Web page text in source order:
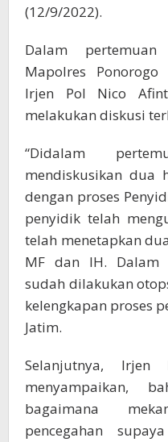
(12/9/2022).
Dalam
Mapolres
Irjen Pol Nico
melakukan diskusi
“Didalam
mendiskusikan dua
dengan proses
penyidik telah
telah menetapkan
MF dan IH. Dalam
sudah dilakukan
kelengkapan proses
Jatim.
Selanjutnya,
menyampaikan,
bagaimana
pencegahan